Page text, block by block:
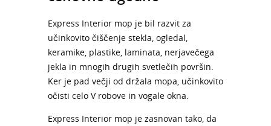
Express Interior mop je bil razvit za
učinkovito čiščenje stekla, ogledal,
keramike, plastike, laminata, nerjavečega
jekla in mnogih drugih svetlečih površin.
Ker je pad večji od držala mopa, učinkovito
očisti celo V robove in vogale okna.
Express Interior mop je zasnovan tako, da